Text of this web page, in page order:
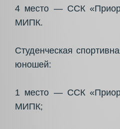
4 место — ССК
МИПК.
Студенческая
юношей:
1 место — ССК
МИПК;